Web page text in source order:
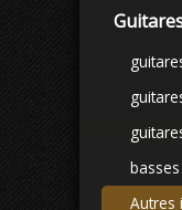
basses
Autres